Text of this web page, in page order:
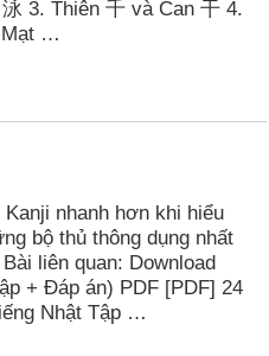
3. Thiên 千 và Can 干 4.
Mạt …
nhanh hơn khi hiểu
bộ thủ thông dụng nhất
liên quan: Download
+ Đáp án) PDF [PDF] 24
Nhật Tập …